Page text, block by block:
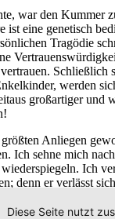
war den Kummer
eine genetisch
Tragödie
werden
großartiger
Anliegen
Ich sehne mich
Ich
denn er verlässt
nur von ihm.
Diese Seite nutzt